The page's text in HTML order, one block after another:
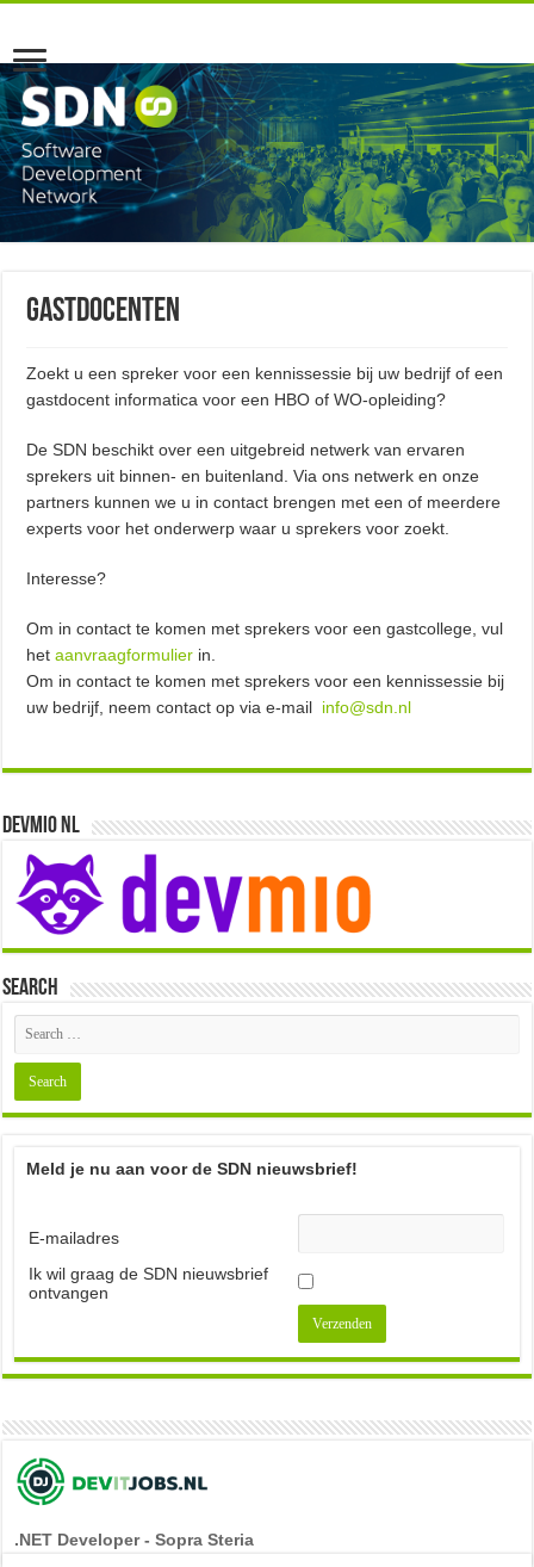
Gastdocenten
Zoekt u een spreker voor een kennissessie bij uw bedrijf of een
gastdocent informatica voor een HBO of WO-opleiding?
De SDN beschikt over een uitgebreid netwerk van ervaren
sprekers uit binnen- en buitenland. Via ons netwerk en onze
partners kunnen we u in contact brengen met een of meerdere
experts voor het onderwerp waar u sprekers voor zoekt.
Interesse?
Om in contact te komen met sprekers voor een gastcollege, vul
hetaanvraagformulier in.
Om in contact te komen met sprekers voor een kennissessie bij
uw bedrijf, neem contact op via e-mail info@sdn.nl
Devmio NL
Search
Meld je nu aan voor de SDN nieuwsbrief!
E-mailadres
Ik wil graag de SDN nieuwsbrief
ontvangen
.NET Developer - Sopra Steria